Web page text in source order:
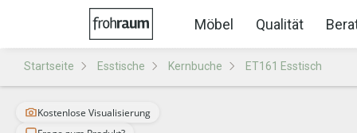
Möbel Qualität
Startseite Esstische Kernbuche ET161 Esstisch
Kostenlose Visualisierung